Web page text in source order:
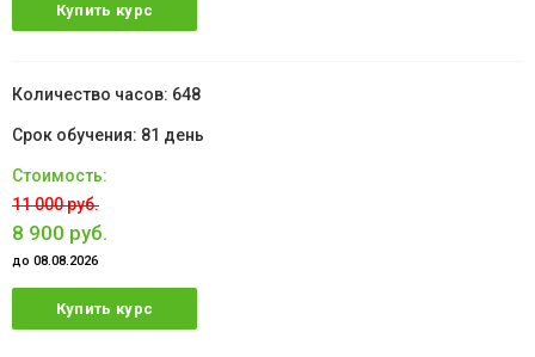
Купить курс
648
81 день
11 000 руб.
8 900 руб.
до 08.08.2026
Купить курс